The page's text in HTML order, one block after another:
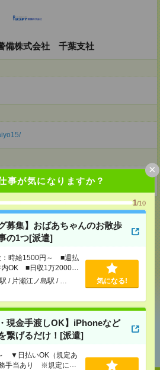
事が気になりますか？
1/10
募集】おばあちゃんのお散歩
の1つ[派遣]
：時給1500円～ ■週払
OK ■日収1万2000円
/ 片瀬江ノ島駅 / … 気になる!
現金手渡しOK】iPhoneなど
繋げるだけ！[派遣]
▼日払いOK（規定あ
手当あり ※規定によ
×
備株式会社 千葉支社
シンテイ千葉ビル３階
応募ページへ
気になる！
履歴からの
すめ